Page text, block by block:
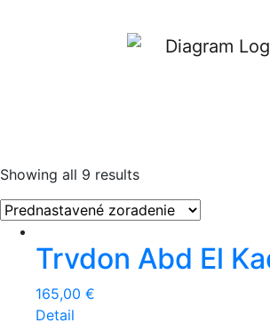
Showing all 9 results
Trvdon Abd El
165,00 €
Detail